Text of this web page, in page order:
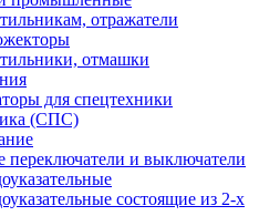
отражатели
отмашки
для спецтехники
(СПС)
переключатели и выключатели
состоящие из 2-х